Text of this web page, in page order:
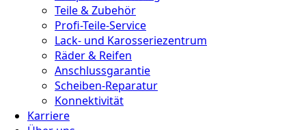
Teile & Zubehör
Profi-Teile-Service
Lack- und Karosseriezentrum
Räder & Reifen
Anschlussgarantie
Scheiben-Reparatur
Konnektivität
Karriere